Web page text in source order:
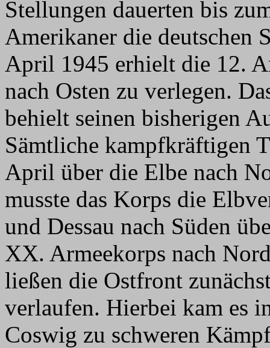
Stellungen dauerten bis
Amerikaner die deutschen
April 1945 erhielt die 12.
nach Osten zu verlegen.
behielt seinen bisherigen
Sämtliche kampfkräftigen
April über die Elbe nach
musste das Korps die
und Dessau nach Süden
XX. Armeekorps nach
ließen die Ostfront
verlaufen. Hierbei kam es
Coswig zu schweren